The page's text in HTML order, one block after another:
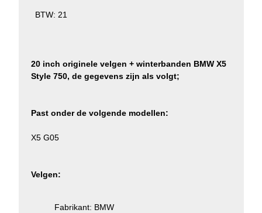
BTW: 21
20 inch originele velgen + winterbanden BMW X5
Style 750, de gegevens zijn als volgt;
Past onder de volgende modellen:
X5 G05
Velgen:
Fabrikant: BMW